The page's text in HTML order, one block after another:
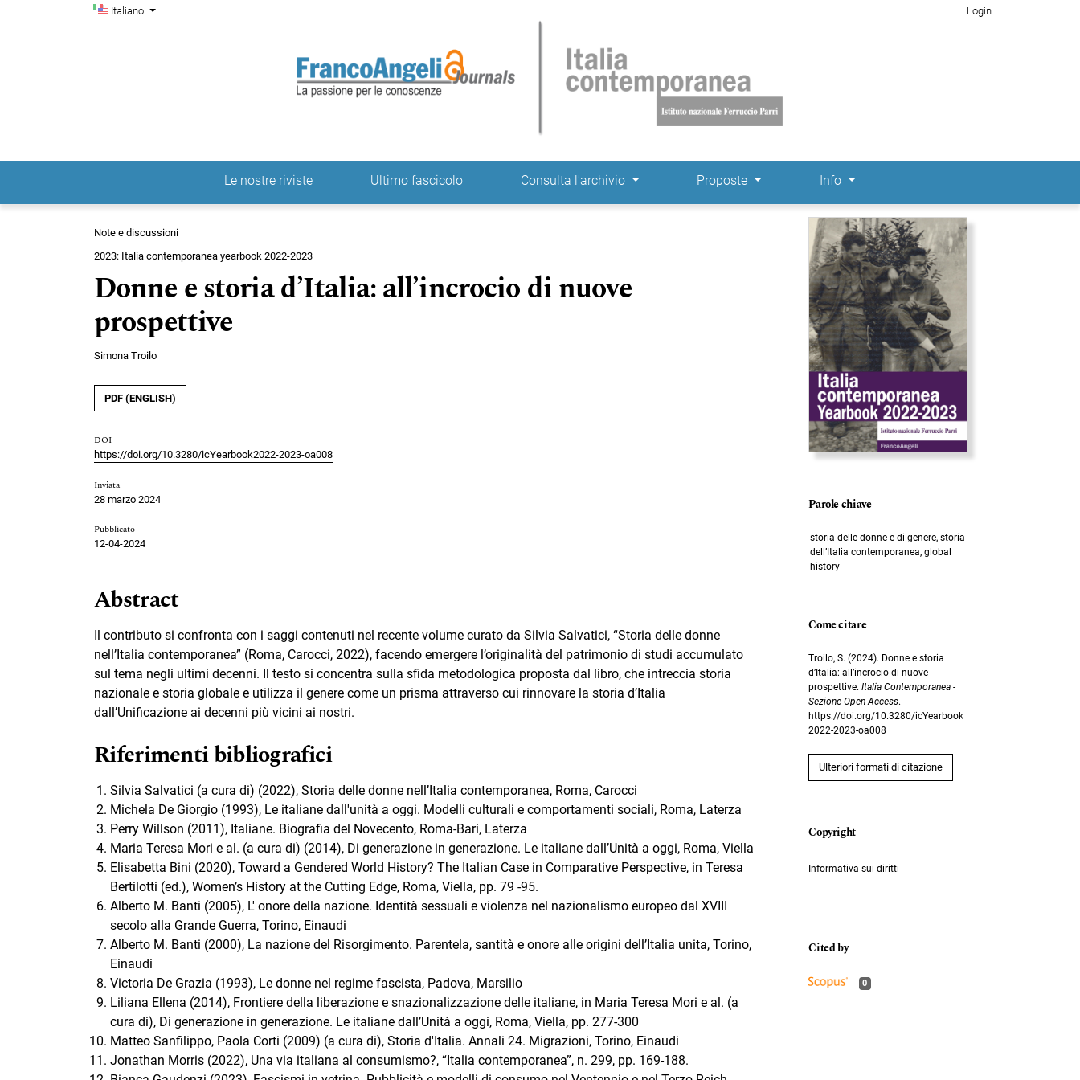
Salta al menu principale di navigazione
Salta al contenuto principale
Salta al piè di pagina del sitoCambia la lingua. La lingua corrente è:
Italiano
Menu di amministrazione Login
Menu principale Le nostre riviste Ultimo fascicolo Consulta l'archivio Proposte Info
Note e discussioni
2023: Italia contemporanea yearbook 2022-2023
Donne e storia d’Italia: all’incrocio di nuove
prospettive
Simona Troilo
PDF (ENGLISH)
DOI
https://doi.org/10.3280/icYearbook2022-2023-oa008
Inviata
28 marzo 2024
Pubblicato
12-04-2024
Abstract
Il contributo si confronta con i saggi contenuti nel recente volume curato da Silvia Salvatici, “Storia delle donne
nell’Italia contemporanea” (Roma, Carocci, 2022), facendo emergere l’originalità del patrimonio di studi accumulato
sul tema negli ultimi decenni. Il testo si concentra sulla sfida metodologica proposta dal libro, che intreccia storia
nazionale e storia globale e utilizza il genere come un prisma attraverso cui rinnovare la storia d’Italia
dall’Unificazione ai decenni più vicini ai nostri.
Riferimenti bibliografici
Silvia Salvatici (a cura di) (2022), Storia delle donne nell’Italia contemporanea, Roma, Carocci
Michela De Giorgio (1993), Le italiane dall'unità a oggi. Modelli culturali e comportamenti sociali, Roma, Laterza
Perry Willson (2011), Italiane. Biografia del Novecento, Roma-Bari, Laterza
Maria Teresa Mori e al. (a cura di) (2014), Di generazione in generazione. Le italiane dall’Unità a oggi, Roma, Viella
Elisabetta Bini (2020), Toward a Gendered World History? The Italian Case in Comparative Perspective, in Teresa
Bertilotti (ed.), Women’s History at the Cutting Edge, Roma, Viella, pp. 79 -95.
Alberto M. Banti (2005), L' onore della nazione. Identità sessuali e violenza nel nazionalismo europeo dal XVIII
secolo alla Grande Guerra, Torino, Einaudi
Alberto M. Banti (2000), La nazione del Risorgimento. Parentela, santità e onore alle origini dell’Italia unita, Torino,
Einaudi
Victoria De Grazia (1993), Le donne nel regime fascista, Padova, Marsilio
Liliana Ellena (2014), Frontiere della liberazione e snazionalizzazione delle italiane, in Maria Teresa Mori e al. (a
cura di), Di generazione in generazione. Le italiane dall’Unità a oggi, Roma, Viella, pp. 277-300
Matteo Sanfilippo, Paola Corti (2009) (a cura di), Storia d'Italia. Annali 24. Migrazioni, Torino, Einaudi
Jonathan Morris (2022), Una via italiana al consumismo?, “Italia contemporanea”, n. 299, pp. 169-188.
Immagine di copertina
Parole chiave
storia delle donne e di genere, storia
dell’Italia contemporanea, global
history
Come citare
Troilo, S. (2024). Donne e storia
d’Italia: all’incrocio di nuove
prospettive.Italia Contemporanea -
Sezione Open Access.
https://doi.org/10.3280/icYearbook
2022-2023-oa008
Ulteriori formati di citazione
Informativa sui diritti
0